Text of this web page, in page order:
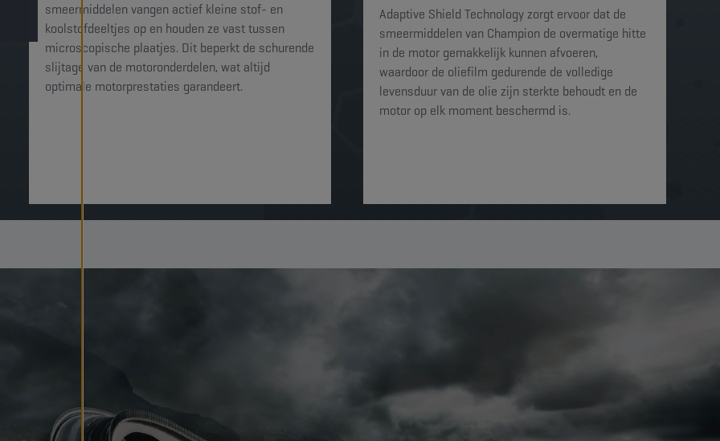
smeermiddelen vangen actief kleine stof- en
koolstofdeeltjes op en houden ze vast tussen
microscopische plaatjes. Dit beperkt de schurende
slijtage van de motoronderdelen, wat altijd
optimale motorprestaties garandeert.
Adaptive Shield Technology zorgt ervoor dat de
smeermiddelen van Champion de overmatige hitte
in de motor gemakkelijk kunnen afvoeren,
waardoor de oliefilm gedurende de volledige
levensduur van de olie zijn sterkte behoudt en de
motor op elk moment beschermd is. ​